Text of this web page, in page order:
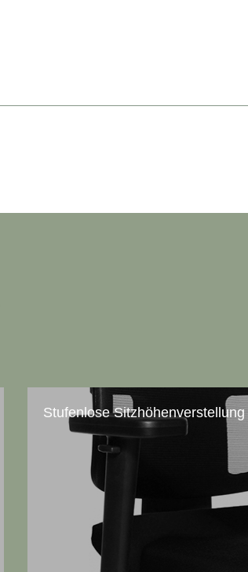
Stufenlose Sitzhöhenverstellung